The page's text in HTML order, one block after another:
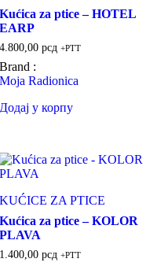
Kućica za ptice – HOTEL
EARP
4.800,00 рсд +PTT
Brand :
Moja Radionica
Додај у корпу
KUĆICE ZA PTICE
Kućica za ptice – KOLOR
PLAVA
1.400,00 рсд +PTT